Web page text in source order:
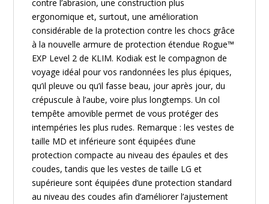
contre l’abrasion, une construction plus
ergonomique et, surtout, une amélioration
considérable de la protection contre les chocs grâce
à la nouvelle armure de protection étendue Rogue™
EXP Level 2 de KLIM. Kodiak est le compagnon de
voyage idéal pour vos randonnées les plus épiques,
qu’il pleuve ou qu’il fasse beau, jour après jour, du
crépuscule à l’aube, voire plus longtemps. Un col
tempête amovible permet de vous protéger des
intempéries les plus rudes. Remarque : les vestes de
taille MD et inférieure sont équipées d’une
protection compacte au niveau des épaules et des
coudes, tandis que les vestes de taille LG et
supérieure sont équipées d’une protection standard
au niveau des coudes afin d’améliorer l’ajustement